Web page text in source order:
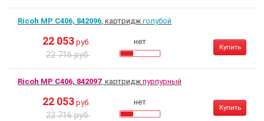
Ricoh MP C406, 842096, картридж голубой
22 053 руб.
22 716 руб.
нет
Купить
Ricoh MP C406, 842097, картридж пурпурный
22 053 руб.
22 716 руб.
нет
Купить